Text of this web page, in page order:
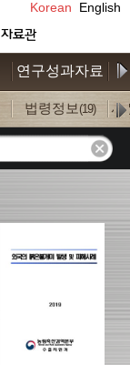
Korean English
연구성과자료
법령정보(19) 사